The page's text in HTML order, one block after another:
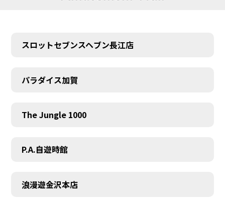
スロットセブンスヘブン長江店
パラダイス加賀
The Jungle 1000
P.A.自遊時館
浪漫遊金沢本店